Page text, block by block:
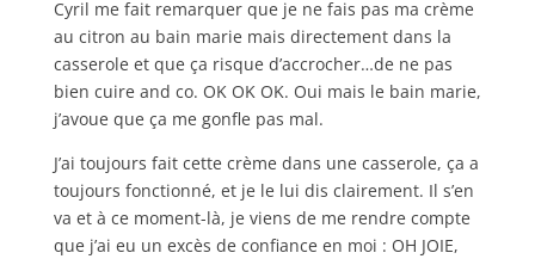
Cyril me fait remarquer que je ne fais pas ma crème
au citron au bain marie mais directement dans la
casserole et que ça risque d’accrocher…de ne pas
bien cuire and co. OK OK OK. Oui mais le bain marie,
j’avoue que ça me gonfle pas mal.
J’ai toujours fait cette crème dans une casserole, ça a
toujours fonctionné, et je le lui dis clairement. Il s’en
va et à ce moment-là, je viens de me rendre compte
que j’ai eu un excès de confiance en moi : OH JOIE,